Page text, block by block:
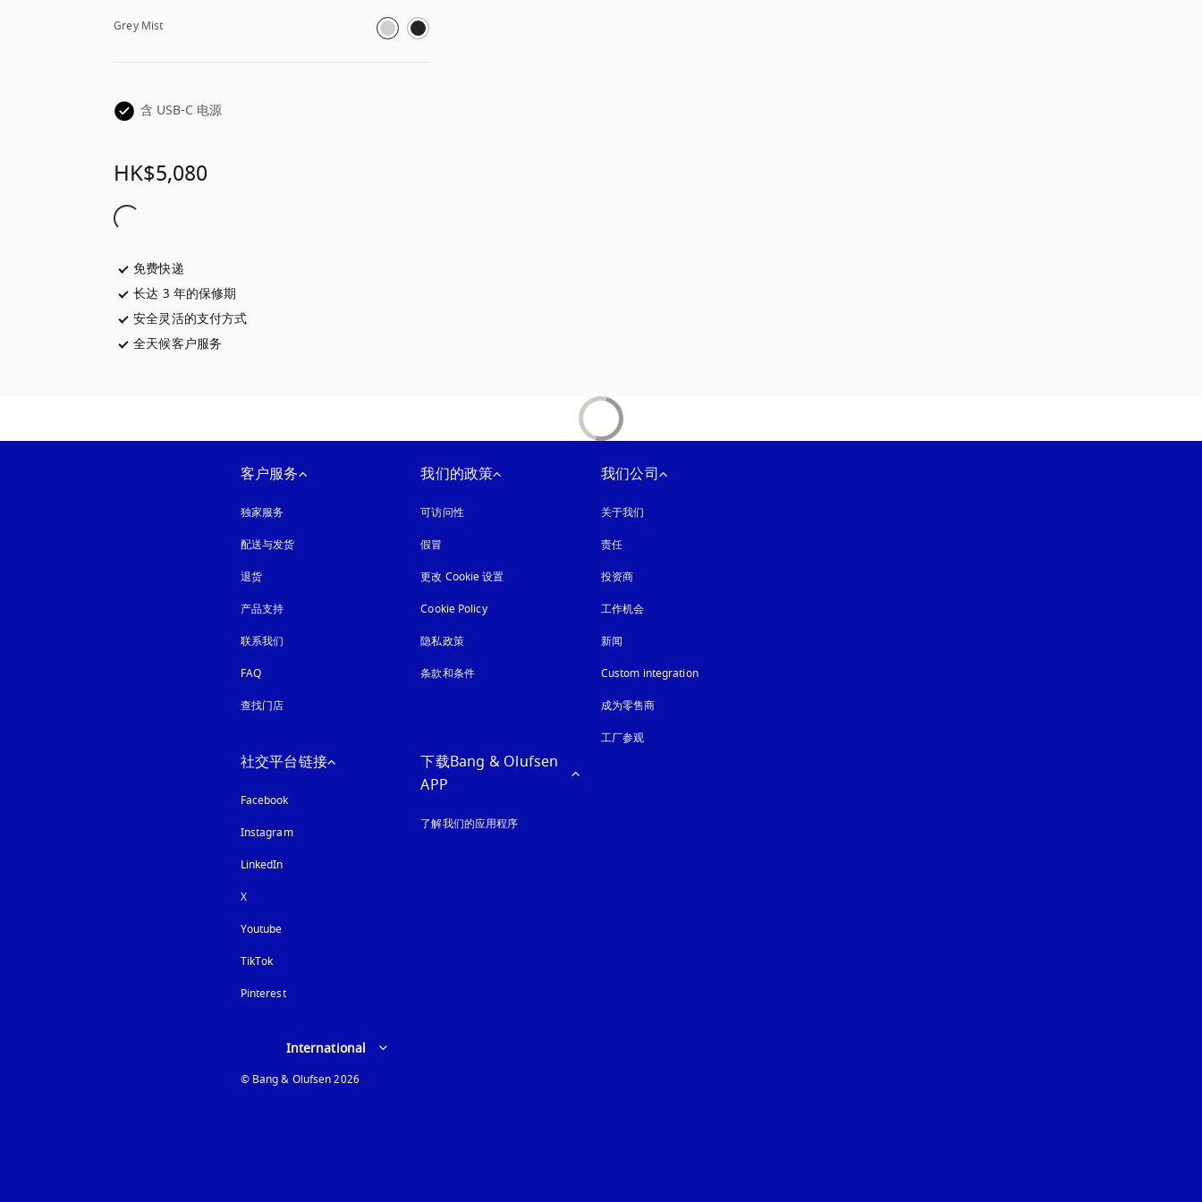
Grey Mist
含 USB-C 电源
HK$5,080
免费快递
长达 3 年的保修期
安全灵活的支付方式
全天候客户服务
客户服务
独家服务
配送与发货
退货
产品支持
联系我们
FAQ
查找门店
我们的政策
可访问性在新选项卡中打开
假冒
更改 Cookie 设置
Cookie Policy在新选项卡中打开
隐私政策在新选项卡中打开
条款和条件
我们公司
关于我们
责任
投资商
工作机会
新闻
Custom integration
成为零售商
工厂参观
社交平台链接
Facebook
Instagram在新选项卡中打开
LinkedIn
X
Youtube
TikTok
Pinterest
下载Bang & Olufsen
APP
了解我们的应用程序
Select country and language
International
© Bang & Olufsen 2026